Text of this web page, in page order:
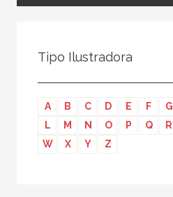
Editor
Tipo Ilustradora
A B C D E F G
L
M N O P Q R
W
X Y Z